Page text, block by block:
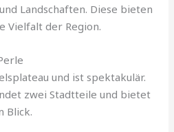
Landschaften. Diese bieten
Vielfalt der Region.
und ist spektakulär.
zwei Stadtteile und bietet
Blick.